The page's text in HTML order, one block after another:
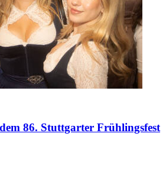
86. Stuttgarter Frühlingsfest